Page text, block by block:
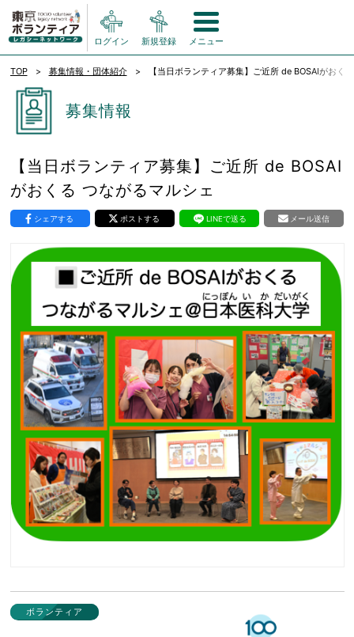
ログイン 新規登録 メニュー
TOP 募集情報・団体紹介 【当日ボランティア募集】ご近所 de BOSAIがおく
募集情報
【当日ボランティア募集】ご近所 de BOSAI
がおくる つながるマルシェ
シェアする ポストする LINEで送る メール送信
ボランティア